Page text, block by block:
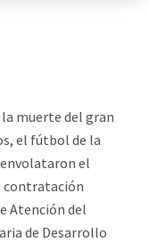
la muerte del gran
el fútbol de la
el
contratación
Atención del
de Desarrollo